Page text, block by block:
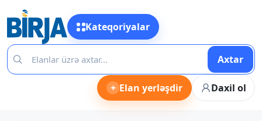
Kateqoriyalar
Axtar
+ Elan yerləşdir Daxil ol